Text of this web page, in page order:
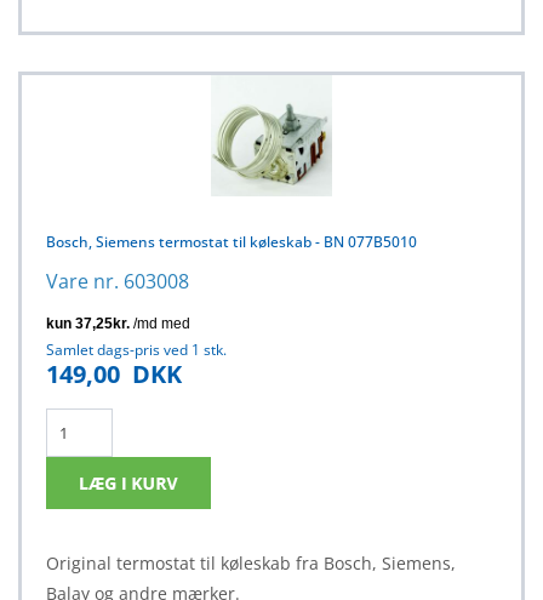
Bosch, Siemens termostat til køleskab - BN 077B5010
Vare nr. 603008
Samlet dags-pris ved 1 stk.
149,00 DKK
Original termostat til køleskab fra Bosch, Siemens,
Balay og andre mærker.